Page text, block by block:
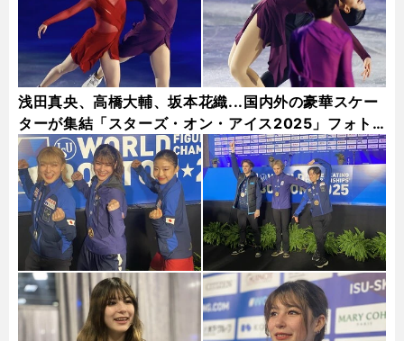
浅田真央、高橋大輔、坂本花織...国内外の豪華スケー
ターが集結「スターズ・オン・アイス2025」フォト
ギャラリー